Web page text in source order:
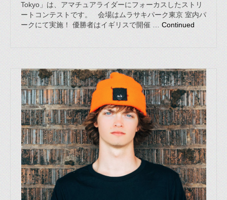
Tokyo」は、アマチュアライダーにフォーカスしたストリ
ートコンテストです。 会場はムラサキパーク東京 室内パ
ークにて実施！ 優勝者はイギリスで開催 … Continued